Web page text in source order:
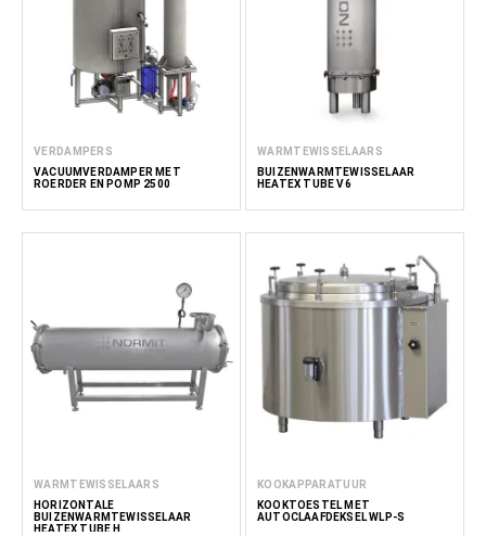
VERDAMPERS
VACUÜMVERDAMPER MET
ROERDER EN POMP 2500
WARMTEWISSELAARS
BUIZENWARMTEWISSELAAR
HEATEX TUBE V6
WARMTEWISSELAARS
HORIZONTALE
BUIZENWARMTEWISSELAAR
HEATEX TUBE H
KOOKAPPARATUUR
KOOKTOESTEL MET
AUTOCLAAFDEKSEL WLP-S